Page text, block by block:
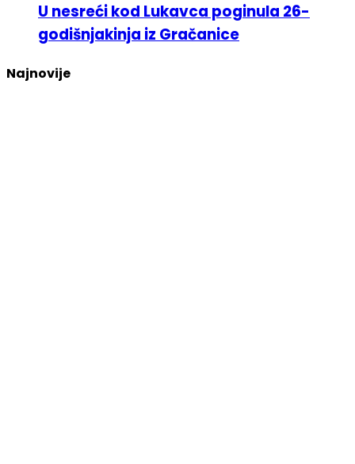
U nesreći kod Lukavca poginula 26-
godišnjakinja iz Gračanice
Najnovije